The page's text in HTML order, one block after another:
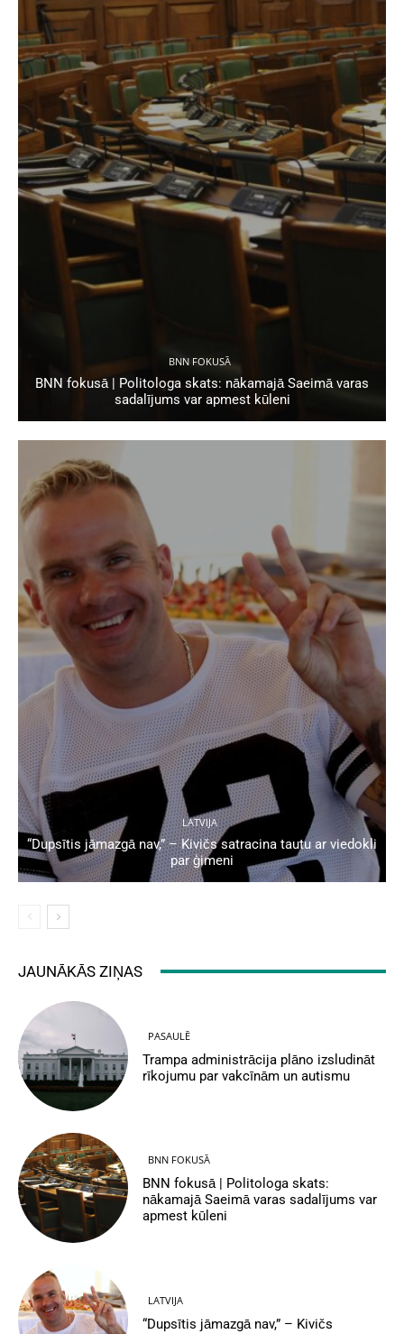
BNN FOKUSĀ
BNN fokusā | Politologa skats: nākamajā Saeimā varas
sadalījums var apmest kūleni
LATVIJA
“Dupsītis jāmazgā nav,” – Kivičs satracina tautu ar viedokli
par ģimeni
JAUNĀKĀS ZIŅAS
PASAULĒ
Trampa administrācija plāno izsludināt
rīkojumu par vakcīnām un autismu
BNN FOKUSĀ
BNN fokusā | Politologa skats:
nākamajā Saeimā varas sadalījums var
apmest kūleni
LATVIJA
“Dupsītis jāmazgā nav,” – Kivičs